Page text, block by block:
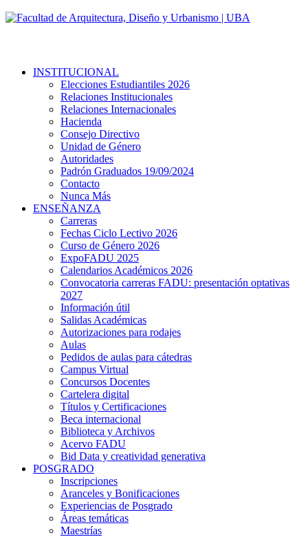
INSTITUCIONAL
Elecciones Estudiantiles 2026
Relaciones Institucionales
Relaciones Internacionales
Hacienda
Consejo Directivo
Unidad de Género
Autoridades
Padrón Graduados 19/09/2024
Contacto
Nunca Más
ENSEÑANZA
Carreras
Fechas Ciclo Lectivo 2026
Curso de Género 2026
ExpoFADU 2025
Calendarios Académicos 2026
Convocatoria carreras FADU: presentación optativas
2027
Información útil
Salidas Académicas
Autorizaciones para rodajes
Aulas
Pedidos de aulas para cátedras
Campus Virtual
Concursos Docentes
Cartelera digital
Títulos y Certificaciones
Beca internacional
Biblioteca y Archivos
Acervo FADU
Bid Data y creatividad generativa
POSGRADO
Inscripciones
Aranceles y Bonificaciones
Experiencias de Posgrado
Áreas temáticas
Maestrías